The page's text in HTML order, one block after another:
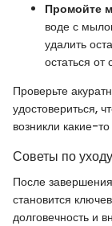
Промойте
воде с
удалить
остаться от
Проверьте
удостовериться,
возникли какие-
Советы по
После
становится
долговечность и